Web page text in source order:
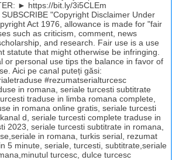
► https://bit.ly/3i5CLEm
"Copyright Disclaimer Under
Act 1976, allowance is made for "fair
such as criticism, comment, news
and research. Fair use is a use
statute that might otherwise be infringing.
or personal use tips the balance in favor of
Aici pe canal puteți găsi:
#rezumatserialturcesc
in romana, seriale turcesti subtitrate
traduse in limba romana complete,
in romana online gratis, seriale turcesti
d, seriale turcesti complete traduse in
2023, seriale turcesti subtitrate in romana,
in romana, turkis serial, rezumat
5 minute, seriale, turcesti, subtitrate,seriale
turcesc, dulce turcesc